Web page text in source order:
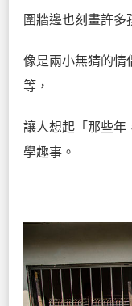
圍牆邊也刻畫許多
像是兩小無猜的情
等，
讓人想起「那些年
學趣事。